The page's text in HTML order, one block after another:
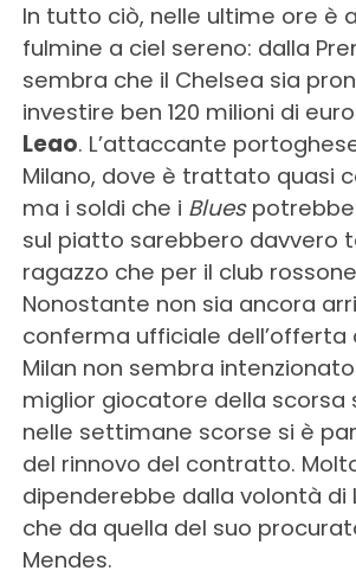
In tutto ciò, nelle ultime ore è
fulmine a ciel sereno: dalla
sembra che il Chelsea sia
investire ben 120 milioni di
Leao. L’attaccante
Milano, dove è trattato quasi
ma i soldi che i Blues
sul piatto sarebbero davvero
ragazzo che per il club
Nonostante non sia ancora
conferma ufficiale dell’offerta
Milan non sembra
miglior giocatore della scorsa
nelle settimane scorse si è
del rinnovo del contratto.
dipenderebbe dalla volontà di
che da quella del suo
Mendes.